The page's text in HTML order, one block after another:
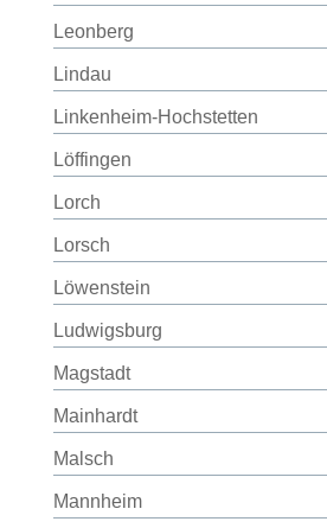
Leonberg
Lindau
Linkenheim-Hochstetten
Löffingen
Lorch
Lorsch
Löwenstein
Ludwigsburg
Magstadt
Mainhardt
Malsch
Mannheim